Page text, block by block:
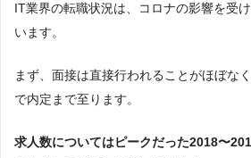
IT業界の転職状況は、コロナの影響を受
います。
まず、面接は直接行われることがほぼな
で内定まで至ります。
求人数についてはピークだった2018〜